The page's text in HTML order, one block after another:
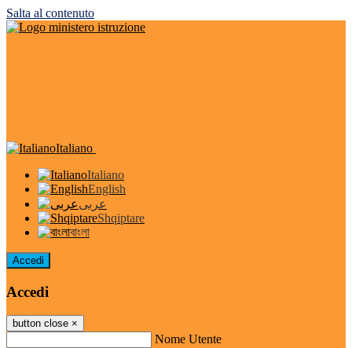
Salta al contenuto
Italiano
Italiano
English
عربى
Shqiptare
বাংলা
Accedi
Accedi
button close ×
Nome Utente